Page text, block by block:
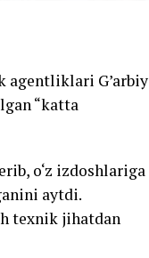
agentliklari G’arbiy
“katta
o‘z izdoshlariga
aytdi.
texnik jihatdan